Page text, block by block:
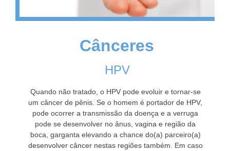
Cânceres
HPV
Quando não tratado, o HPV pode evoluir e tornar-se
um câncer de pênis. Se o homem é portador de HPV,
pode ocorrer a transmissão da doença e a verruga
pode se desenvolver no ânus, vagina e região da
boca, garganta elevando a chance do(a) parceiro(a)
desenvolver câncer nestas regiões também. Em caso